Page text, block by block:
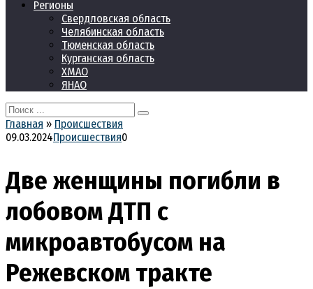
Регионы
Свердловская область
Челябинская область
Тюменская область
Курганская область
ХМАО
ЯНАО
Search
for:
Главная » Происшествия
09.03.2024Происшествия0
Две женщины погибли в
лобовом ДТП с
микроавтобусом на
Режевском тракте